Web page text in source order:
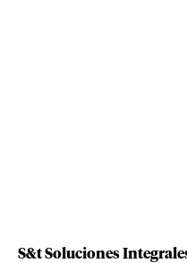
S&t Soluciones